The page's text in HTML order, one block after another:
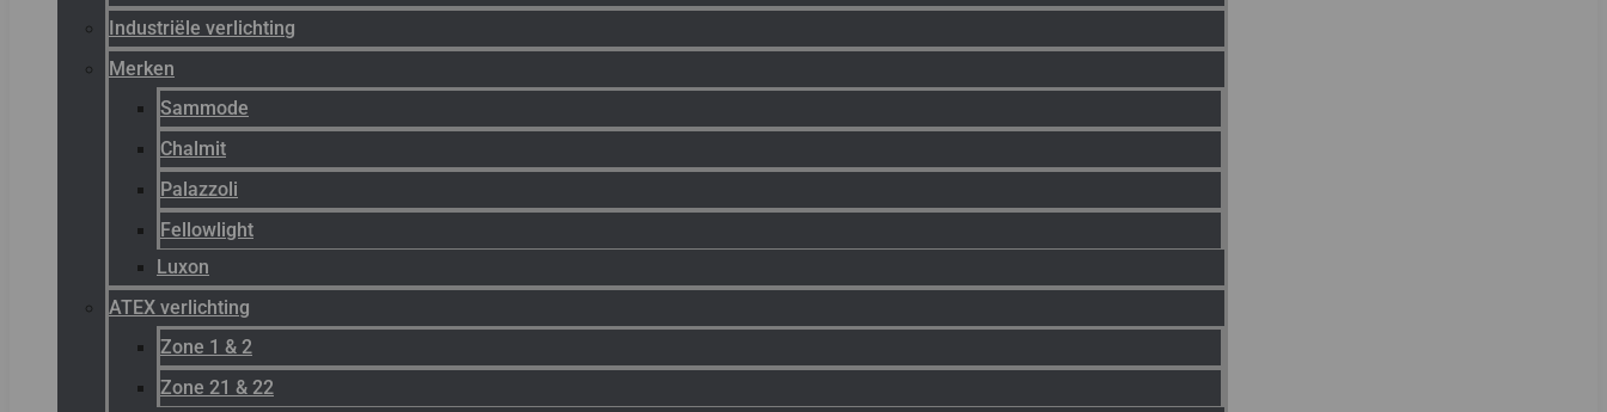
Industriële verlichting
Merken
Sammode
Chalmit
Palazzoli
Fellowlight
Luxon
ATEX verlichting
Zone 1 & 2
Zone 21 & 22